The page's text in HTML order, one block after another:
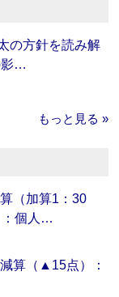
の方針を読み解
影…
もっと見る »
（加算1：30
：個人…
算（▲15点）：